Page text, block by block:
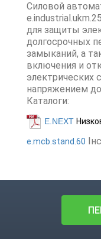
Силовой
для защиты
долгосрочных
замыканий, а
включения и
электрических
напряжением
Каталоги:
E.NEXT
e.mcb.stand.60